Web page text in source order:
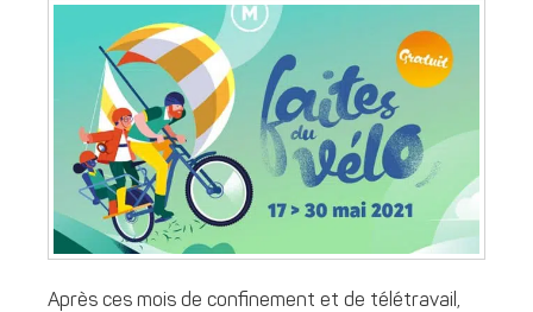
Après ces mois de confinement et de télétravail,